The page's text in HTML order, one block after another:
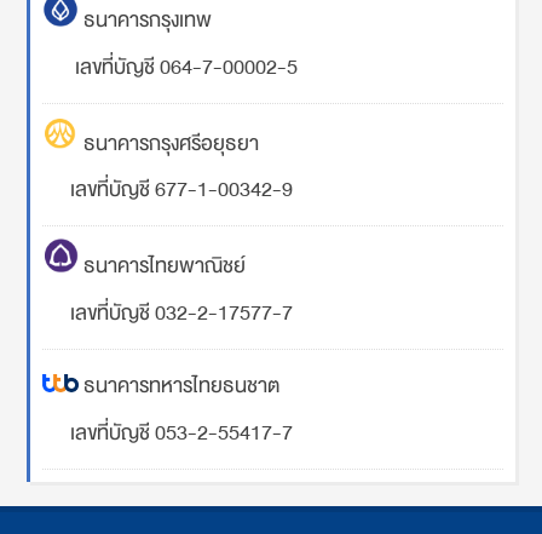
ธนาคารกรุงเทพ
เลขที่บัญชี 064-7-00002-5
ธนาคารกรุงศรีอยุธยา
เลขที่บัญชี 677-1-00342-9
ธนาคารไทยพาณิชย์
เลขที่บัญชี 032-2-17577-7
ธนาคารทหารไทยธนชาต
เลขที่บัญชี 053-2-55417-7